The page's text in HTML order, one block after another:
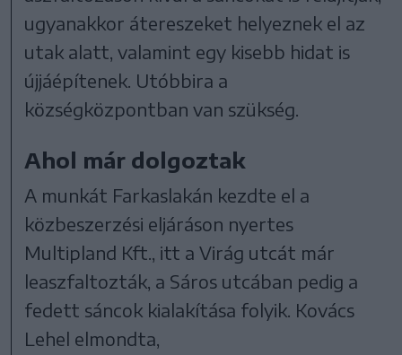
ugyanakkor átereszeket helyeznek el az
utak alatt, valamint egy kisebb hidat is
újjáépítenek. Utóbbira a
községközpontban van szükség.
Ahol már dolgoztak
A munkát Farkaslakán kezdte el a
közbeszerzési eljáráson nyertes
Multipland Kft., itt a Virág utcát már
leaszfaltozták, a Sáros utcában pedig a
fedett sáncok kialakítása folyik. Kovács
Lehel elmondta,